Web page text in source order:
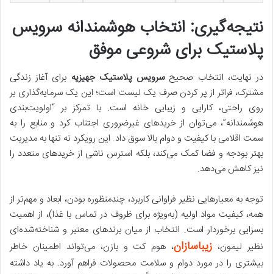
نتیجه‌گیری: انتخاب هوشمندانه سرویس
پلاستیک برای شروعی موفق
در نهایت، انتخاب صحیح سرویس پلاستیک جهیزیه برای آغاز زندگی
مشترک، فراتر از پر کردن صرف یک لیست است؛ این یک سرمایه‌گذاری بر
روی راحتی، کارایی و زیبایی خانه است. با تمرکز بر “اولویت‌بندی
هوشمندانه”، می‌توان از خریدهای غیرضروری اجتناب کرد و منابع را به
سمت اقلامی با کیفیت و دوام بالا سوق داد. این رویکرد نه تنها به مدیریت
بهتر بودجه و فضا کمک می‌کند، بلکه استرس ناشی از خریدهای متعدد را
نیز کاهش می‌دهد.
توجه به معیارهایی نظیر فراوانی کاربرد، چندمنظوره بودن، ابعاد و مهم‌تر از
همه، کیفیت مواد اولیه (به‌ویژه برای ظروف در تماس با غذا)، از اهمیت
بسزایی برخوردار است. انتخاب از میان برندهای معتبر و شناخته‌شده‌ای
نظیر لیمون، زیباسازان، هوم کت و بازن، می‌تواند اطمینان خاطر
بیشتری را در مورد دوام و سلامت محصولات فراهم آورد. به یاد داشته